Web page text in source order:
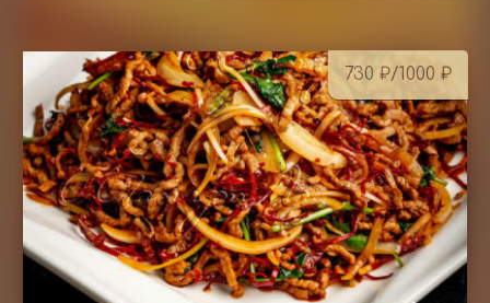
730 ₽/1000 ₽